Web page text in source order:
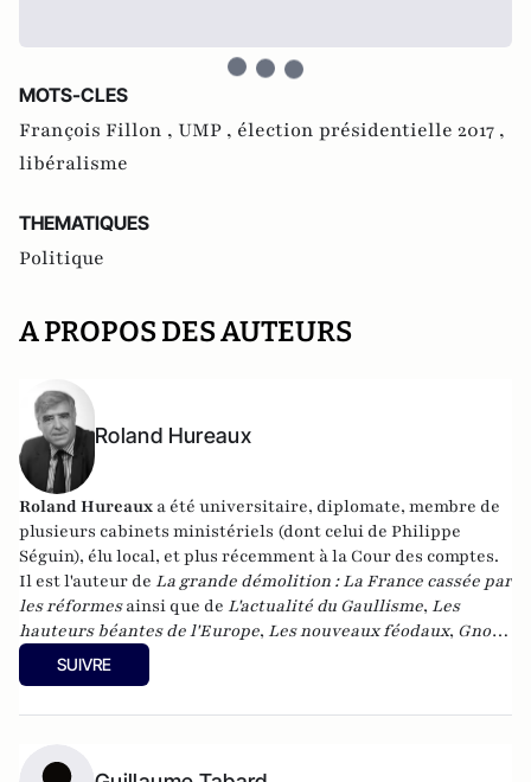
MOTS-CLES
François Fillon , UMP , élection présidentielle 2017 ,
libéralisme
THEMATIQUES
Politique
A PROPOS DES AUTEURS
Roland Hureaux
Roland Hureaux a été universitaire, diplomate, membre de
plusieurs cabinets ministériels (dont celui de Philippe
Séguin), élu local, et plus récemment à la Cour des comptes.
Il est l'auteur de La grande démolition : La France cassée par
les réformes ainsi que de L'actualité du Gaullisme, Les
hauteurs béantes de l'Europe, Les nouveaux féodaux, Gnose
et gnostiques des origines à nos jours
SUIVRE